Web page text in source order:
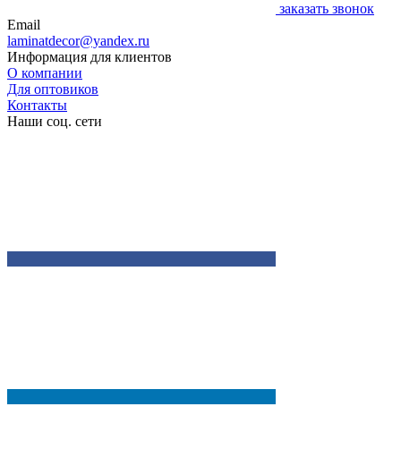
заказать звонок
Email
laminatdecor@yandex.ru
Информация для клиентов
О компании
Для оптовиков
Контакты
Наши соц. сети